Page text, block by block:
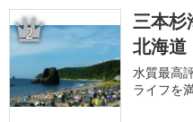
2
三本杉
北海道
水質最高
ライフを